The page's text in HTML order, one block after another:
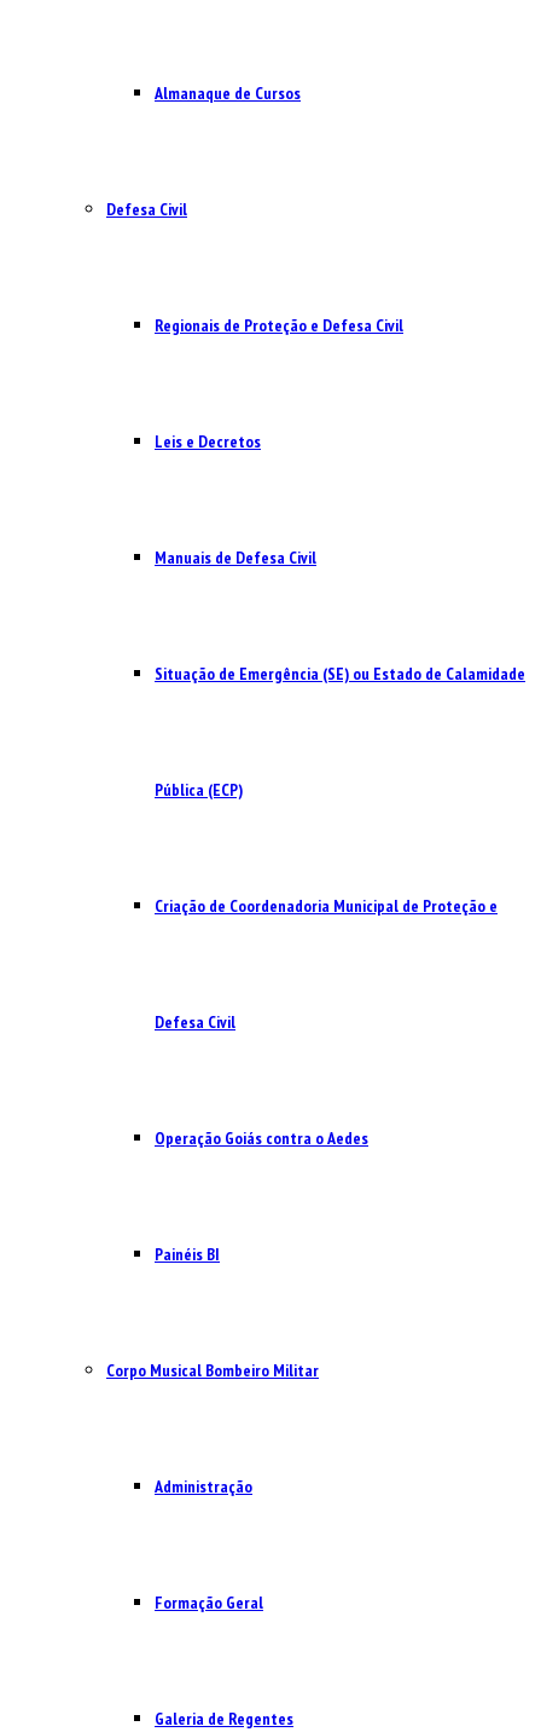
Almanaque de Cursos
Defesa Civil
Regionais de Proteção e Defesa Civil
Leis e Decretos
Manuais de Defesa Civil
Situação de Emergência (SE) ou Estado de Calamidade
Pública (ECP)
Criação de Coordenadoria Municipal de Proteção e
Defesa Civil
Operação Goiás contra o Aedes
Painéis BI
Corpo Musical Bombeiro Militar
Administração
Formação Geral
Galeria de Regentes